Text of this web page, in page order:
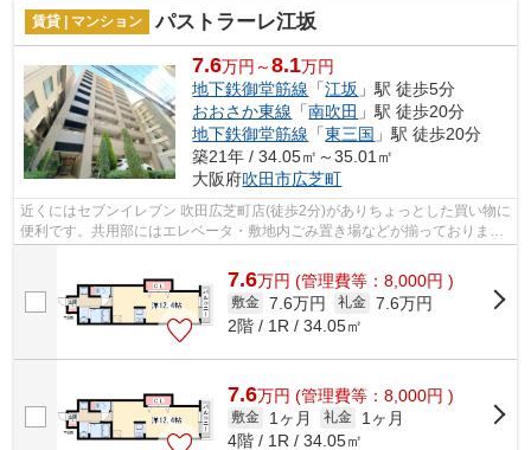
賃貸 | マンション パストラーレ江坂
7.6万円～8.1万円
地下鉄御堂筋線 「江坂 」駅 徒歩5分
おおさか東線 「南吹田 」駅 徒歩20分
地下鉄御堂筋線 「東三国 」駅 徒歩20分
築21年 / 34.05㎡～35.01㎡
大阪府吹田市広芝町
近くにはセブンイレブン 吹田広芝町店(徒歩2分)がありちょっとした買い物に
便利です。共用部にはエレベータ・敷地内ごみ置き場などが揃っておりま
7.6万円 (管理費等：8,000円 )
敷金 7.6万円 礼金 7.6万円
2階 / 1R / 34.05㎡
7.6万円 (管理費等：8,000円 )
敷金 1ヶ月 礼金
1ヶ月
4階 / 1R / 34.05㎡